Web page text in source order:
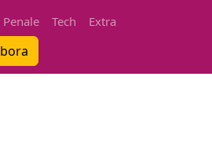
Penale Tech
Extra